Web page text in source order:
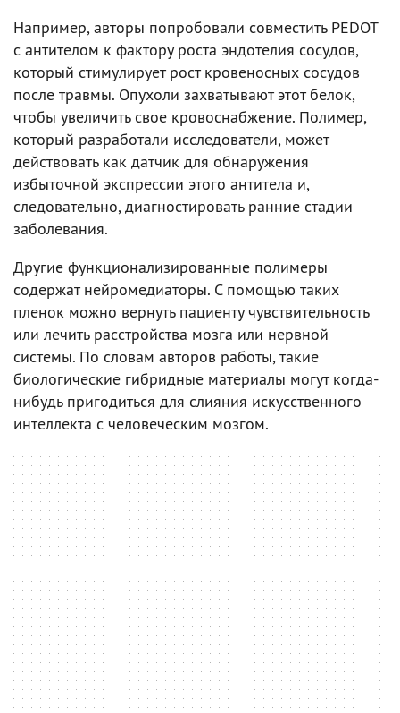
Например, авторы попробовали совместить PEDOT
с антителом к фактору роста эндотелия сосудов,
который стимулирует рост кровеносных сосудов
после травмы. Опухоли захватывают этот белок,
чтобы увеличить свое кровоснабжение. Полимер,
который разработали исследователи, может
действовать как датчик для обнаружения
избыточной экспрессии этого антитела и,
следовательно, диагностировать ранние стадии
заболевания.
Другие функционализированные полимеры
содержат нейромедиаторы. С помощью таких
пленок можно вернуть пациенту чувствительность
или лечить расстройства мозга или нервной
системы. По словам авторов работы, такие
биологические гибридные материалы могут когда-
нибудь пригодиться для слияния искусственного
интеллекта с человеческим мозгом.